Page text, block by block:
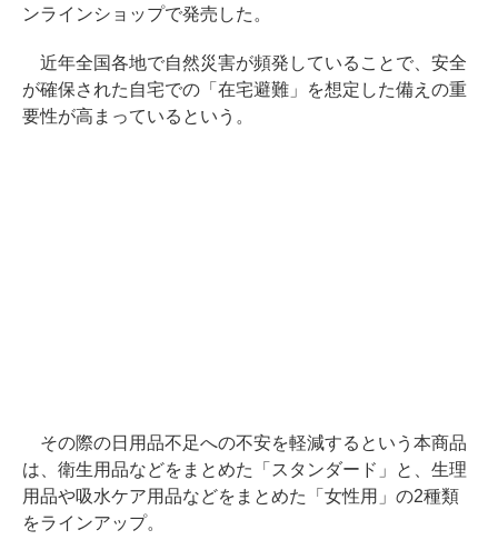
ンラインショップで発売した。
近年全国各地で自然災害が頻発していることで、安全
が確保された自宅での「在宅避難」を想定した備えの重
要性が高まっているという。
その際の日用品不足への不安を軽減するという本商品
は、衛生用品などをまとめた「スタンダード」と、生理
用品や吸水ケア用品などをまとめた「女性用」の2種類
をラインアップ。